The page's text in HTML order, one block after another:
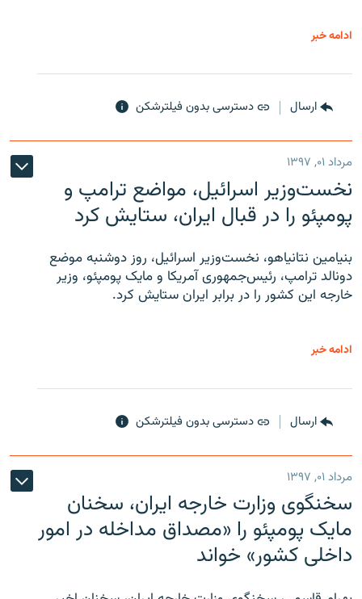
ادامه خبر
ارسال دسترسی بدون فیلترشکن
مرداد ۰۱, ۱۳۹۷
نخست‌وزیر اسرائیل، مواضع ترامپ و
پومپئو را در قبال ایران، ستایش کرد
بنیامین نتانیاهو، نخست‌وزیر اسرائیل، روز دوشنبه موضع
دونالد ترامپ، رئیس‌جمهوری آمریکا و مایک پومپئو، وزیر
خارجه این کشور را در برابر ایران ستایش کرد.
ادامه خبر
ارسال دسترسی بدون فیلترشکن
مرداد ۰۱, ۱۳۹۷
سخنگوی وزارت خارجه ایران، سخنان
مایک پومپئو را «مصداق مداخله در امور
داخلی کشور» خواند